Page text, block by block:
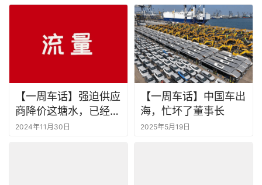
【一周车话】强迫供应
商降价这塘水，已经被
彻底搅混了
2024年11月30日
【一周车话】中国车出
海，忙坏了董事长
2025年5月19日